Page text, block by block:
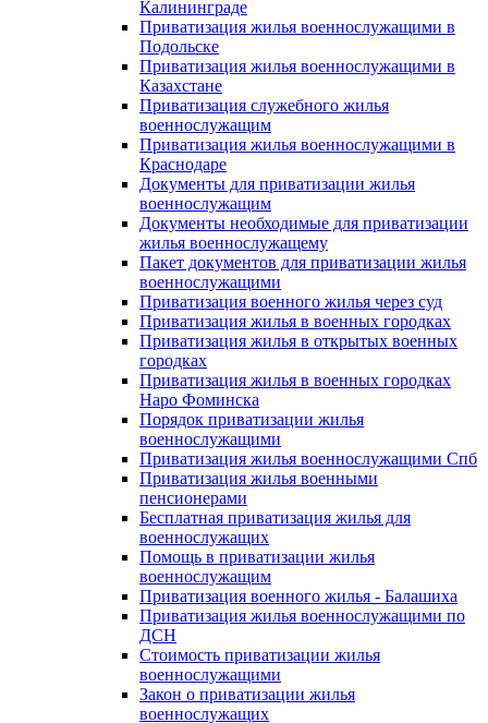
Калининграде
Приватизация жилья военнослужащими в
Подольске
Приватизация жилья военнослужащими в
Казахстане
Приватизация служебного жилья
военнослужащим
Приватизация жилья военнослужащими в
Краснодаре
Документы для приватизации жилья
военнослужащим
Документы необходимые для приватизации
жилья военнослужащему
Пакет документов для приватизации жилья
военнослужащими
Приватизация военного жилья через суд
Приватизация жилья в военных городках
Приватизация жилья в открытых военных
городках
Приватизация жилья в военных городках
Наро Фоминска
Порядок приватизации жилья
военнослужащими
Приватизация жилья военнослужащими Спб
Приватизация жилья военными
пенсионерами
Бесплатная приватизация жилья для
военнослужащих
Помощь в приватизации жилья
военнослужащим
Приватизация военного жилья - Балашиха
Приватизация жилья военнослужащими по
ДСН
Стоимость приватизации жилья
военнослужащими
Закон о приватизации жилья
военнослужащих